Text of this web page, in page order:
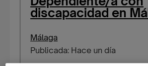
discapacidad en
Málaga
Publicada: Hace un día